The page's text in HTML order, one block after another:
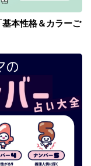
基本性格＆カラーご